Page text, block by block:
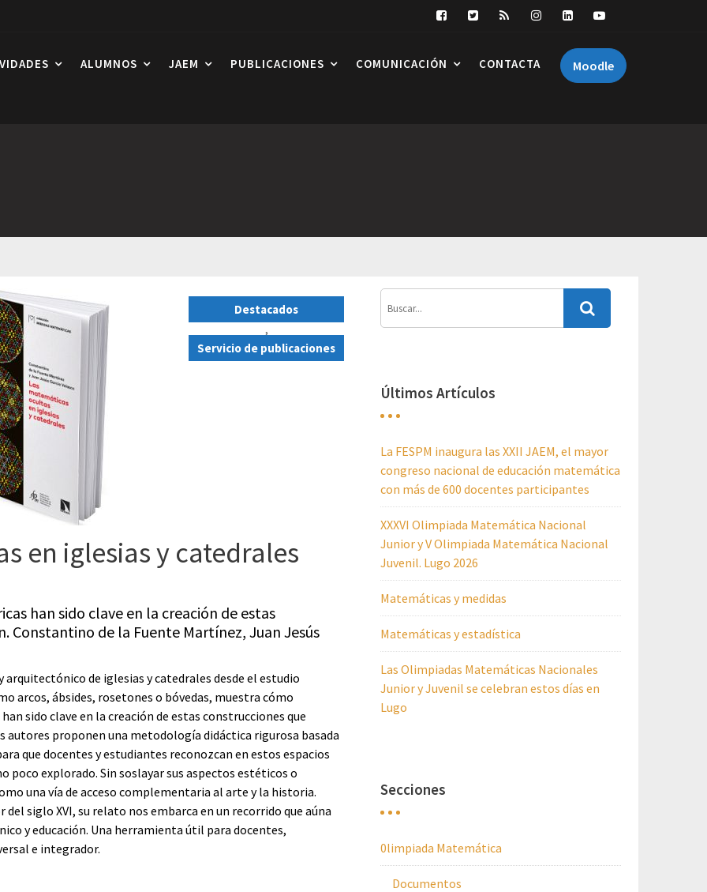
Moodle
ALUMNOS JAEM PUBLICACIONES COMUNICACIÓN CONTACTA
Destacados
,
Servicio de publicaciones
en iglesias y catedrales
han sido clave en la creación de estas
Constantino de la Fuente Martínez, Juan Jesús
de iglesias y catedrales desde el estudio
arcos, ábsides, rosetones o bóvedas, muestra cómo
sido clave en la creación de estas construcciones que
autores proponen una metodología didáctica rigurosa basada
que docentes y estudiantes reconozcan en estos espacios
explorado. Sin soslayar sus aspectos estéticos o
una vía de acceso complementaria al arte y la historia.
siglo XVI, su relato nos embarca en un recorrido que aúna
y educación. Una herramienta útil para docentes,
e integrador.
Últimos Artículos
La FESPM inaugura las XXII JAEM, el mayor
congreso nacional de educación matemática
con más de 600 docentes participantes
XXXVI Olimpiada Matemática Nacional
Junior y V Olimpiada Matemática Nacional
Juvenil. Lugo 2026
Matemáticas y medidas
Matemáticas y estadística
Las Olimpiadas Matemáticas Nacionales
Junior y Juvenil se celebran estos días en
Lugo
Secciones
0limpiada Matemática
Documentos